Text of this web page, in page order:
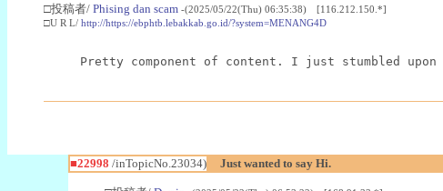
□投稿者/ Phising dan scam -(2025/05/22(Thu) 06:35:38) [116.212.150.*]
□U R L/ http://https://ebphtb.lebakkab.go.id/?system=MENANG4D
Pretty component of content. I just stumbled
■22998 /inTopicNo.23034) Just wanted to say Hi.